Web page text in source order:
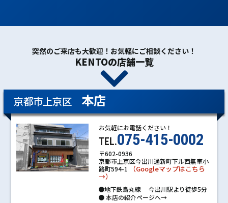
突然のご来店も大歓迎！お気軽にご相談ください！
KENTOの店舗一覧
京都市上京区 本店
お気軽にお電話ください！
TEL.075-415-0002
〒602-0936
京都市上京区今出川通新町下ル西無車小
路町594-1
（Googleマップはこちら
→）
●地下鉄烏丸線 今出川駅より徒歩5分
●本店の紹介ページへ→